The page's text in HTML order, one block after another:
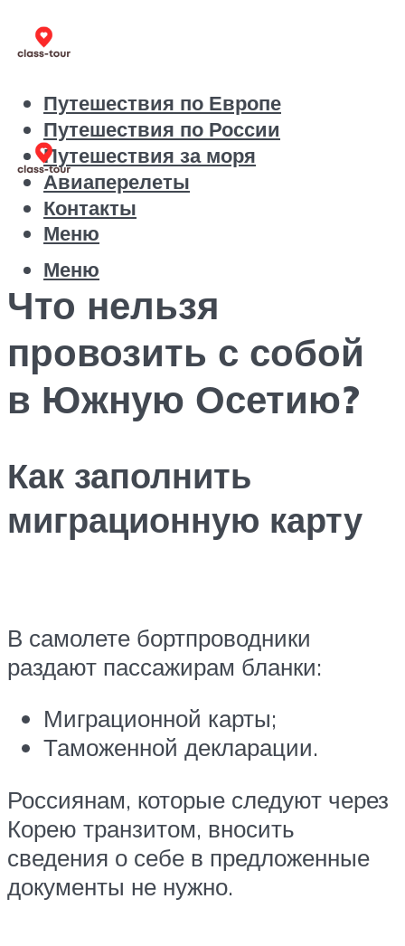
Путешествия по Европе
Путешествия по России
Путешествия за моря
Авиаперелеты
Контакты
Меню
Меню
Что нельзя
провозить с собой
в Южную Осетию?
Как заполнить
миграционную карту
В самолете бортпроводники
раздают пассажирам бланки:
Миграционной карты;
Таможенной декларации.
Россиянам, которые следуют через
Корею транзитом, вносить
сведения о себе в предложенные
документы не нужно.